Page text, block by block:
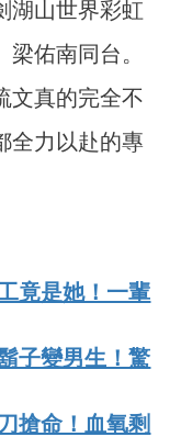
湖山世界彩虹
佑南同台。
文真的完全不
全力以赴的專
竟是她！一輩
子變男生！驚
搶命！血氧剩